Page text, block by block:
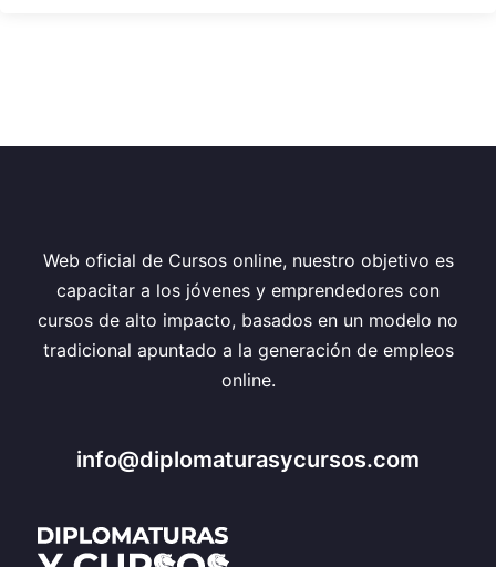
Web oficial de Cursos online, nuestro objetivo es
capacitar a los jóvenes y emprendedores con
cursos de alto impacto, basados en un modelo no
tradicional apuntado a la generación de empleos
online.
info@diplomaturasycursos.com